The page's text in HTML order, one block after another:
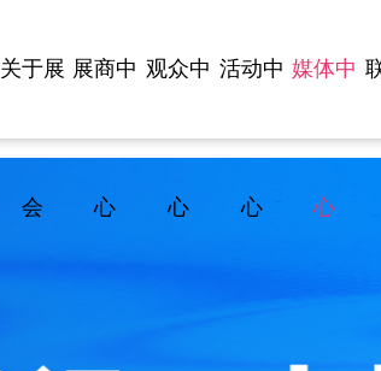
关于展
会
展商中
心
观众中
心
活动中
心
媒体中
心